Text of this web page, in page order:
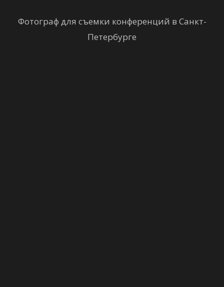
Фотограф для съемки конференций в Санкт-
Петербурге